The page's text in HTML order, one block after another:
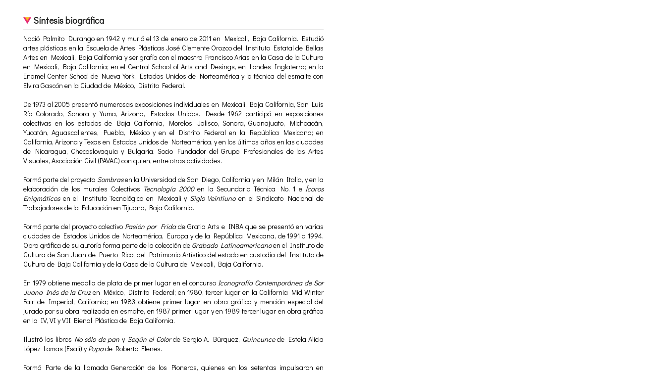
Síntesis biográfica
Nació Palmito Durango en 1942 y murió el 13 de enero de 2011 en Mexicali, Baja California. Estudió
artes plásticas en la Escuela de Artes Plásticas José Clemente Orozco del Instituto Estatal de Bellas
Artes en Mexicali, Baja California y serigrafía con el maestro Francisco Arias en la Casa de la Cultura
en Mexicali, Baja California; en el Central School of Arts and Desings, en Londes Inglaterra; en la
Enamel Center School de Nueva York, Estados Unidos de Norteamérica y la técnica del esmalte con
Elvira Gascón en la Ciudad de México, Distrito Federal.
De 1973 al 2005 presentó numerosas exposiciones individuales en Mexicali, Baja California, San Luis
Río Colorado, Sonora y Yuma, Arizona, Estados Unidos. Desde 1962 participó en exposiciones
colectivas en los estados de Baja California, Morelos, Jalisco, Sonora, Guanajuato, Michoacán,
Yucatán, Aguascalientes, Puebla, México y en el Distrito Federal en la República Mexicana; en
California, Arizona y Texas en Estados Unidos de Norteamérica, y en los últimos años en las ciudades
de Nicaragua, Checoslovaquia y Bulgaria. Socio Fundador del Grupo Profesionales de las Artes
Visuales, Asociación Civil (PAVAC) con quien, entre otras actividades.
Formó parte del proyecto Sombrasen la Universidad de San Diego, California y en Milán Italia, y en la
elaboración de los murales Colectivos Tecnología 2000en la Secundaria Técnica No. 1 eÍcaros
Enigmáticosen el Instituto Tecnológico en Mexicali y Siglo Veintiunoen el Sindicato Nacional de
Trabajadores de la Educación en Tijuana, Baja California.
Formó parte del proyecto colectivo Pasión por Fridade Gratia Arts e INBA que se presentó en varias
ciudades de Estados Unidos de Norteamérica, Europa y de la República Mexicana, de 1991 a 1994.
Obra gráfica de su autoría forma parte de la colección de Grabado Latinoamericanoen el Instituto de
Cultura de San Juan de Puerto Rico, del Patrimonio Artístico del estado en custodia del Instituto de
Cultura de Baja California y de la Casa de la Cultura de Mexicali, Baja California.
En 1979 obtiene medalla de plata de primer lugar en el concursoIconografía Contemporánea de Sor
Juana Inés de la Cruzen México, Distrito Federal; en 1980, tercer lugar en la California Mid Winter
Fair de Imperial, California; en 1983 obtiene primer lugar en obra gráfica y mención especial del
jurado por su obra realizada en esmalte, en 1987 primer lugar y en 1989 tercer lugar en obra gráfica
en la IV, VI y VII Bienal Plástica de Baja California.
Ilustró los libros No sólo de pan y Según el Colorde Sergio A. Búrquez, Quincuncede Estela Alicia
López Lomas (Esalí) yPupade Roberto Elenes.
Formó Parte de la llamada Generación de los Pioneros, quienes en los setentas impulsaron en